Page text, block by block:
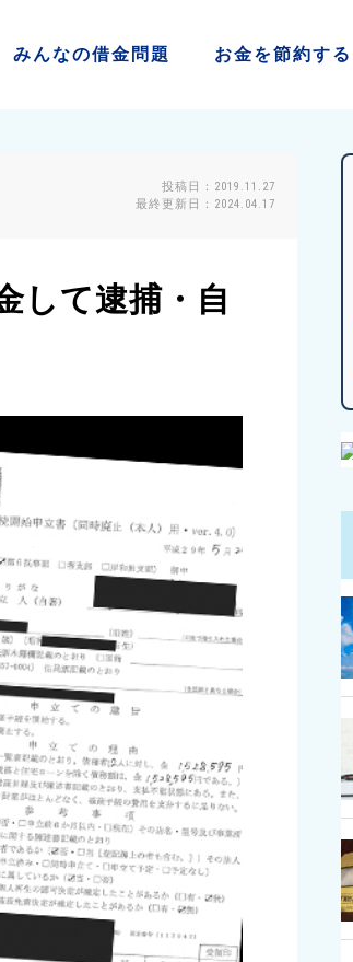
みんなの借金問題 お金を節約する
投稿日：2019.11.27
最終更新日：2024.04.17
して逮捕・自